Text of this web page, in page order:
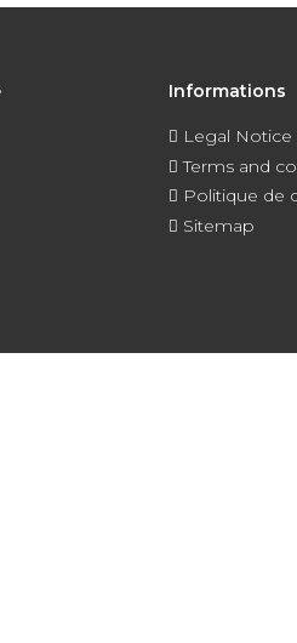
Informations
Legal Notice
Terms and
Politique de
Sitemap